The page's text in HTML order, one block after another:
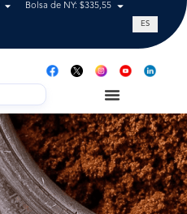
Bolsa de NY: $335,55 Tasa de
ES